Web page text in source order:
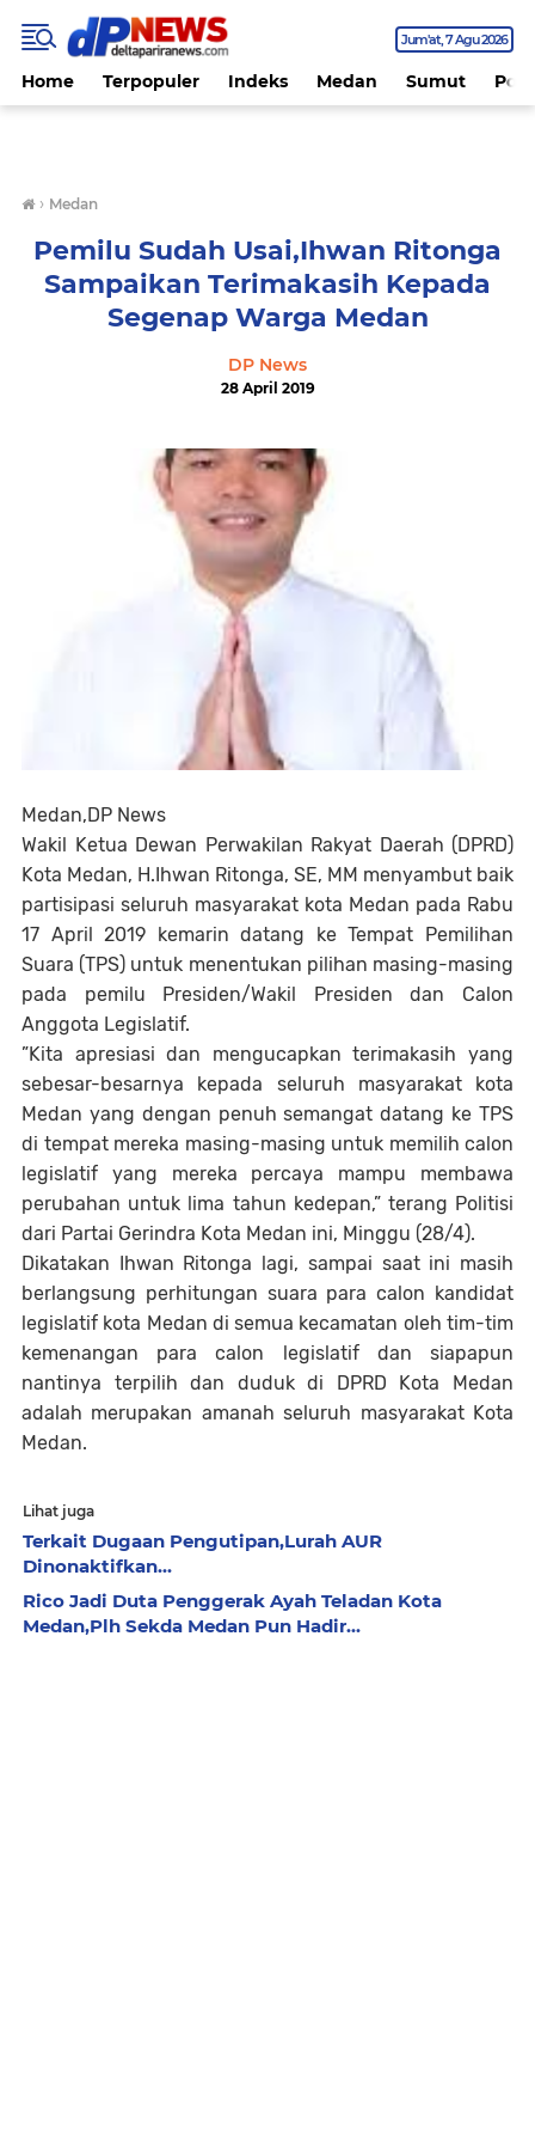
Jum'at 7 Agu 2026
Home Terpopuler Indeks Medan Sumut
› Medan
Pemilu Sudah Usai,Ihwan Ritonga
Sampaikan Terimakasih Kepada
Segenap Warga Medan
DP News
28 April 2019
Medan,DP News
Wakil Ketua Dewan Perwakilan Rakyat Daerah (DPRD)
Kota Medan, H.Ihwan Ritonga, SE, MM menyambut baik
partisipasi seluruh masyarakat kota Medan pada Rabu
17 April 2019 kemarin datang ke Tempat Pemilihan
Suara (TPS) untuk menentukan pilihan masing-masing
pada pemilu Presiden/Wakil Presiden dan Calon
Anggota Legislatif.
”Kita apresiasi dan mengucapkan terimakasih yang
sebesar-besarnya kepada seluruh masyarakat kota
Medan yang dengan penuh semangat datang ke TPS
di tempat mereka masing-masing untuk memilih calon
legislatif yang mereka percaya mampu membawa
perubahan untuk lima tahun kedepan,” terang Politisi
dari Partai Gerindra Kota Medan ini, Minggu (28/4).
Dikatakan Ihwan Ritonga lagi, sampai saat ini masih
berlangsung perhitungan suara para calon kandidat
legislatif kota Medan di semua kecamatan oleh tim-tim
kemenangan para calon legislatif dan siapapun
nantinya terpilih dan duduk di DPRD Kota Medan
adalah merupakan amanah seluruh masyarakat Kota
Medan.
Lihat juga
Terkait Dugaan Pengutipan,Lurah AUR
Dinonaktifkan...
Rico Jadi Duta Penggerak Ayah Teladan Kota
Medan,Plh Sekda Medan Pun Hadir...